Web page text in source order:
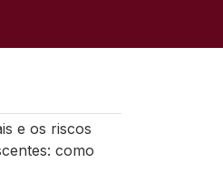
e os riscos
como